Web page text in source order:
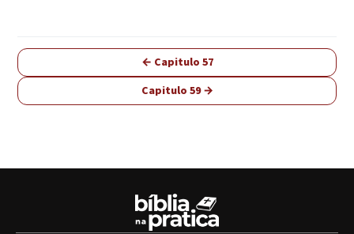
← Capitulo 57
Capitulo 59 →